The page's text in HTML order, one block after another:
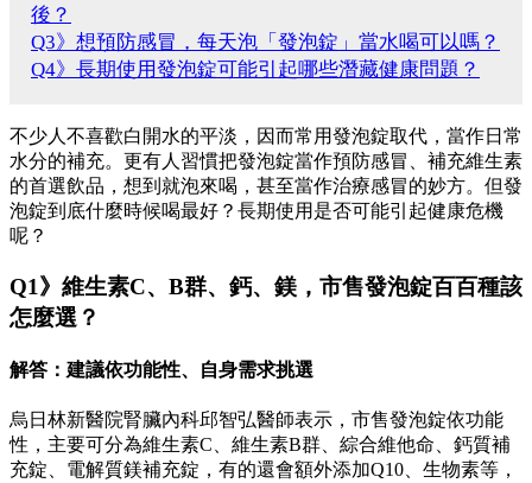
後？
Q3》想預防感冒，每天泡「發泡錠」當水喝可以嗎？
Q4》長期使用發泡錠可能引起哪些潛藏健康問題？
不少人不喜歡白開水的平淡，因而常用發泡錠取代，當作日常
水分的補充。更有人習慣把發泡錠當作預防感冒、補充維生素
的首選飲品，想到就泡來喝，甚至當作治療感冒的妙方。但發
泡錠到底什麼時候喝最好？長期使用是否可能引起健康危機
呢？
Q1》維生素C、B群、鈣、鎂，市售發泡錠百百種該
怎麼選？
解答：建議依功能性、自身需求挑選
烏日林新醫院腎臟內科邱智弘醫師表示，市售發泡錠依功能
性，主要可分為維生素C、維生素B群、綜合維他命、鈣質補
充錠、電解質鎂補充錠，有的還會額外添加Q10、生物素等，